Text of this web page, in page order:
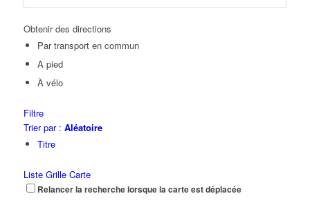
Obtenir des directions
Par transport en commun
A pied
À vélo
Filtre
Trier par : Aléatoire
Titre
Liste Grille Carte
Relancer la recherche lorsque la carte est déplacée